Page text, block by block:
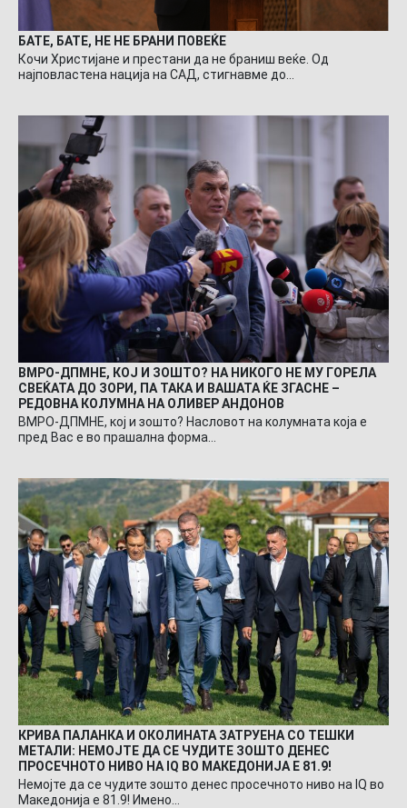
БАТЕ, БАТЕ, НЕ НЕ БРАНИ ПОВЕЌЕ
Кочи Христијане и престани да не браниш веќе. Од
најповластена нација на САД, стигнавме до…
ВМРО-ДПМНЕ, КОЈ И ЗОШТО? НА НИКОГО НЕ МУ ГОРЕЛА
СВЕЌАТА ДО ЗОРИ, ПА ТАКА И ВАШАТА ЌЕ ЗГАСНЕ –
РЕДОВНА КОЛУМНА НА ОЛИВЕР АНДОНОВ
ВМРО-ДПМНЕ, кој и зошто? Насловот на колумната која е
пред Вас е во прашална форма…
КРИВА ПАЛАНКА И ОКОЛИНАТА ЗАТРУЕНА СО ТЕШКИ
МЕТАЛИ: НЕМОЈТЕ ДА СЕ ЧУДИТЕ ЗОШТО ДЕНЕС
ПРОСЕЧНОТО НИВО НА IQ ВО МАКЕДОНИЈА Е 81.9!
Немојте да се чудите зошто денес просечното ниво на IQ во
Македонија е 81.9! Имено…